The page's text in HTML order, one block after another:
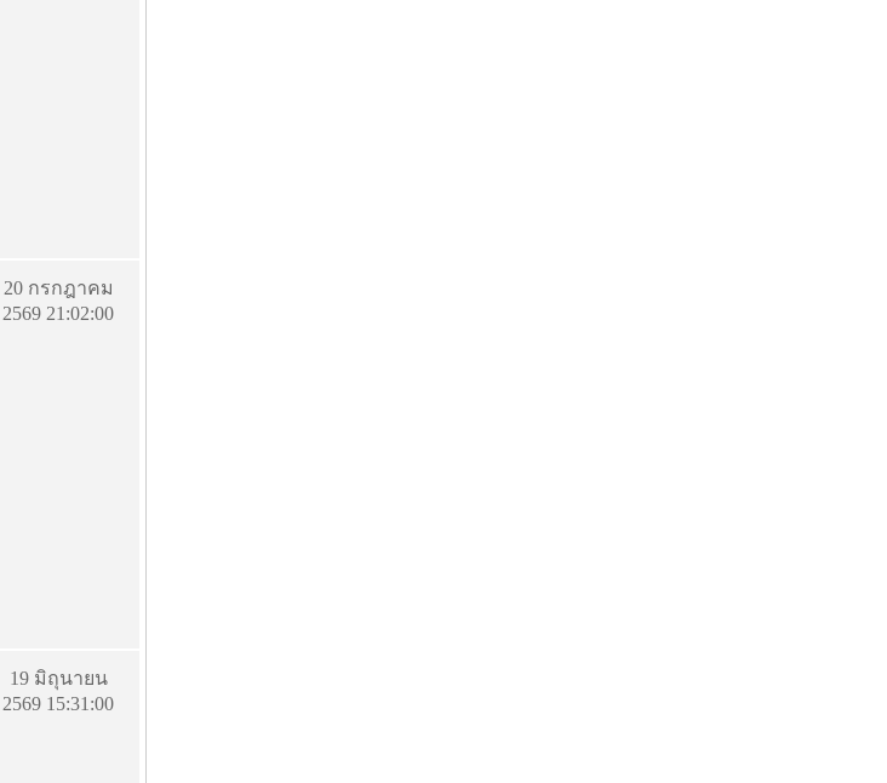
20 กรกฎาคม
2569 21:02:00
19 มิถุนายน
2569 15:31:00